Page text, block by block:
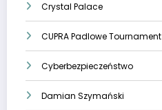
Crystal Palace
CUPRA Padlowe Tournament
Cyberbezpieczeństwo
Damian Szymański